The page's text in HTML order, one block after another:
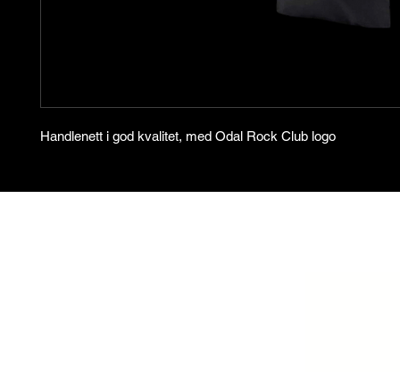
Handlenett i god kvalitet, med Odal Rock Club logo